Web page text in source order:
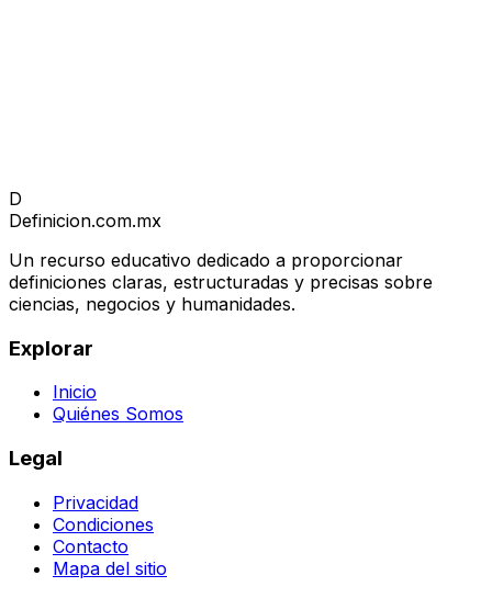
D
Definicion.com.mx
Un recurso educativo dedicado a proporcionar
definiciones claras, estructuradas y precisas sobre
ciencias, negocios y humanidades.
Explorar
Inicio
Quiénes Somos
Legal
Privacidad
Condiciones
Contacto
Mapa del sitio